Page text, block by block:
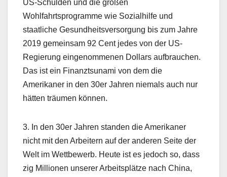
US-Schulden und die großen
Wohlfahrtsprogramme wie Sozialhilfe und
staatliche Gesundheitsversorgung bis zum Jahre
2019 gemeinsam 92 Cent jedes von der US-
Regierung eingenommenen Dollars aufbrauchen.
Das ist ein Finanztsunami von dem die
Amerikaner in den 30er Jahren niemals auch nur
hätten träumen können.
3. In den 30er Jahren standen die Amerikaner
nicht mit den Arbeitern auf der anderen Seite der
Welt im Wettbewerb. Heute ist es jedoch so, dass
zig Millionen unserer Arbeitsplätze nach China,